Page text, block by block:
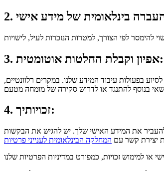
3. אפיון וקבלת החלטות אוטומטית:
בפעולות עיבוד המידע שלנו. במקרים רלוונטיים,
4. זכויותיך:
להעביר את המידע האישי שלך. יש להגיש את הבקשות
יצירת קשר עם